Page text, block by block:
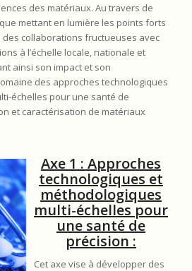
des matériaux. Au travers de
mettant en lumière les points forts
des collaborations fructueuses avec
à l’échelle locale, nationale et
ainsi son impact et son
des approches technologiques
échelles pour une santé de
et caractérisation de matériaux
Axe 1 : Approches
technologiques et
méthodologiques
multi-échelles pour
une santé de
précision :
Cet axe vise à développer des